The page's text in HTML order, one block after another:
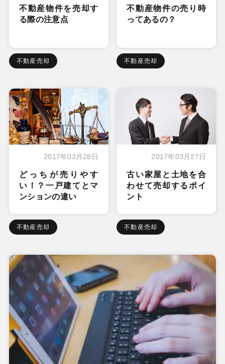
不動産物件を売却す
る際の注意点
不動産売却
不動産物件の売り時
ってあるの？
不動産売却
2017年03月28日
どっちが売りやす
い！？一戸建てとマ
ンションの違い
不動産売却
2017年03月27日
古い家屋と土地を合
わせて売却するポイ
ント
不動産売却